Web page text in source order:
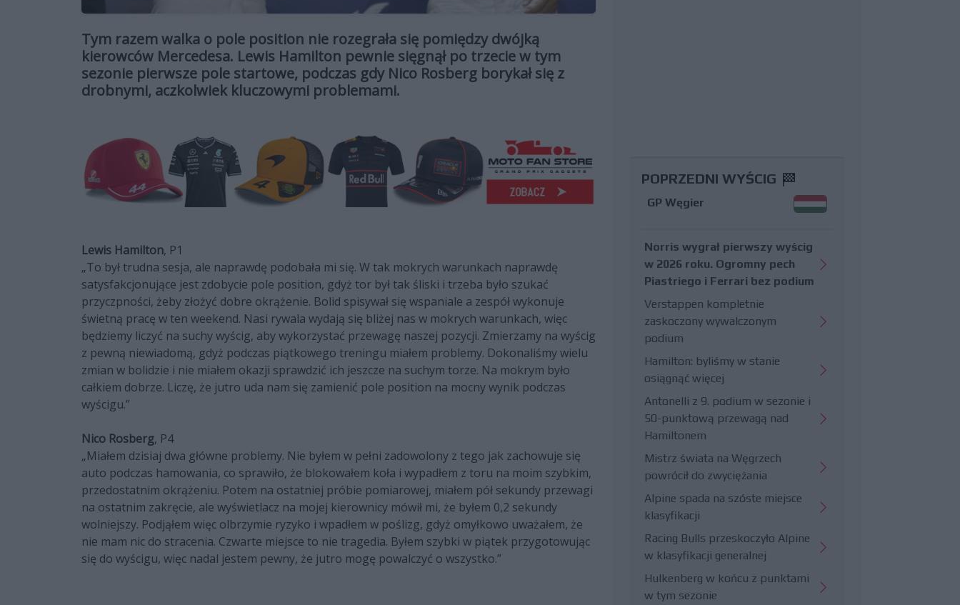
Tym razem walka o pole position nie rozegrała się pomiędzy dwójką
kierowców Mercedesa. Lewis Hamilton pewnie sięgnął po trzecie w tym
sezonie pierwsze pole startowe, podczas gdy Nico Rosberg borykał się z
drobnymi, aczkolwiek kluczowymi problemami.
Lewis Hamilton, P1
„To był trudna sesja, ale naprawdę podobała mi się. W tak mokrych warunkach naprawdę
satysfakcjonujące jest zdobycie pole position, gdyż tor był tak śliski i trzeba było szukać
przyczpności, żeby złożyć dobre okrążenie. Bolid spisywał się wspaniale a zespół wykonuje
świetną pracę w ten weekend. Nasi rywala wydają się bliżej nas w mokrych warunkach, więc
będziemy liczyć na suchy wyścig, aby wykorzystać przewagę naszej pozycji. Zmierzamy na wyścig
z pewną niewiadomą, gdyż podczas piątkowego treningu miałem problemy. Dokonaliśmy wielu
zmian w bolidzie i nie miałem okazji sprawdzić ich jeszcze na suchym torze. Na mokrym było
całkiem dobrze. Liczę, że jutro uda nam się zamienić pole position na mocny wynik podczas
wyścigu.”
Nico Rosberg, P4
„Miałem dzisiaj dwa główne problemy. Nie byłem w pełni zadowolony z tego jak zachowuje się
auto podczas hamowania, co sprawiło, że blokowałem koła i wypadłem z toru na moim szybkim,
przedostatnim okrążeniu. Potem na ostatniej próbie pomiarowej, miałem pół sekundy przewagi
na ostatnim zakręcie, ale wyświetlacz na mojej kierownicy mówił mi, że byłem 0,2 sekundy
wolniejszy. Podjąłem więc olbrzymie ryzyko i wpadłem w poślizg, gdyż omyłkowo uważałem, że
nie mam nic do stracenia. Czwarte miejsce to nie tragedia. Byłem szybki w piątek przygotowując
się do wyścigu, więc nadal jestem pewny, że jutro mogę powalczyć o wszystko.”
POPRZEDNI WYŚCIG
GP Węgier
Norris wygrał pierwszy wyścig
w 2026 roku. Ogromny pech
Piastriego i Ferrari bez podium
Verstappen kompletnie
zaskoczony wywalczonym
podium
Hamilton: byliśmy w stanie
osiągnąć więcej
Antonelli z 9. podium w sezonie i
50-punktową przewagą nad
Hamiltonem
Mistrz świata na Węgrzech
powrócił do zwyciężania
Alpine spada na szóste miejsce
klasyfikacji
Racing Bulls przeskoczyło Alpine
w klasyfikacji generalnej
Hulkenberg w końcu z punktami
w tym sezonie